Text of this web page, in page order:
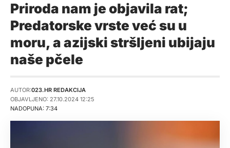
Priroda nam je objavila rat;
Predatorske vrste već su u
moru, a azijski stršljeni ubijaju
naše pčele
NADOPUNA: 7:34
AUTOR:023.HR REDAKCIJA
OBJAVLJENO: 27.10.2024 12:25